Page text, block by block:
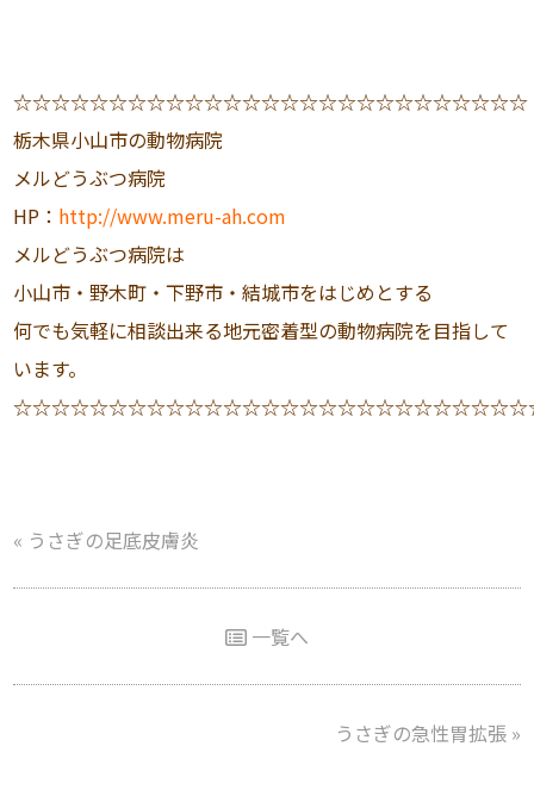
☆☆☆☆☆☆☆☆☆☆☆☆☆☆☆☆☆☆☆☆☆☆☆☆☆☆☆
栃木県小山市の動物病院
メルどうぶつ病院
HP： http://www.meru-ah.com
メルどうぶつ病院は
小山市・野木町・下野市・結城市をはじめとする
何でも気軽に相談出来る地元密着型の動物病院を目指して
います。
« うさぎの足底皮膚炎
一覧へ
うさぎの急性胃拡張»